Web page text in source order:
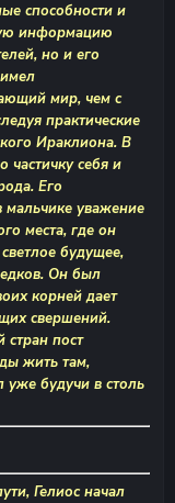
способности и
информацию
но и его
мир, чем с
практические
Ираклиона. В
частичку себя и
Его
мальчике уважение
места, где он
будущее,
Он был
корней дает
свершений.
стран пост
жить там,
будучи в столь
Гелиос начал